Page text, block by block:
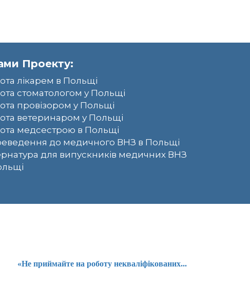
Проекту:
лікарем в Польщі
стоматологом у Польщі
провізором у Польщі
ветеринаром у Польщі
медсестрою в Польщі
до медичного ВНЗ в Польщі
для випускників медичних ВНЗ
«Не приймайте на роботу некваліфікованих...